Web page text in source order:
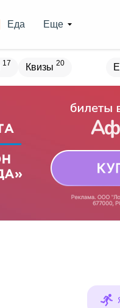
Еда Еще
17 Квизы 20
Театры